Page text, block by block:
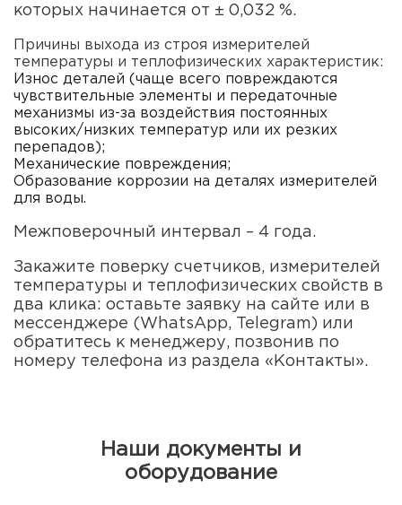
которых начинается от ± 0,032 %.
Причины выхода из строя измерителей
температуры и теплофизических характеристик:
Износ деталей (чаще всего повреждаются
чувствительные элементы и передаточные
механизмы из-за воздействия постоянных
высоких/низких температур или их резких
перепадов);
Механические повреждения;
Образование коррозии на деталях измерителей
для воды.
Межповерочный интервал – 4 года.
Закажите поверку счетчиков, измерителей
температуры и теплофизических свойств в
два клика: оставьте заявку на сайте или в
мессенджере (WhatsApp, Telegram) или
обратитесь к менеджеру, позвонив по
номеру телефона из раздела «Контакты».
Наши документы и
оборудование